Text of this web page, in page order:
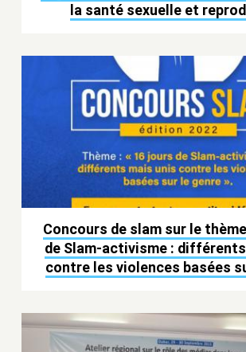
la santé sexuelle et
Concours de slam sur le
de Slam-activisme :
contre les violences basées